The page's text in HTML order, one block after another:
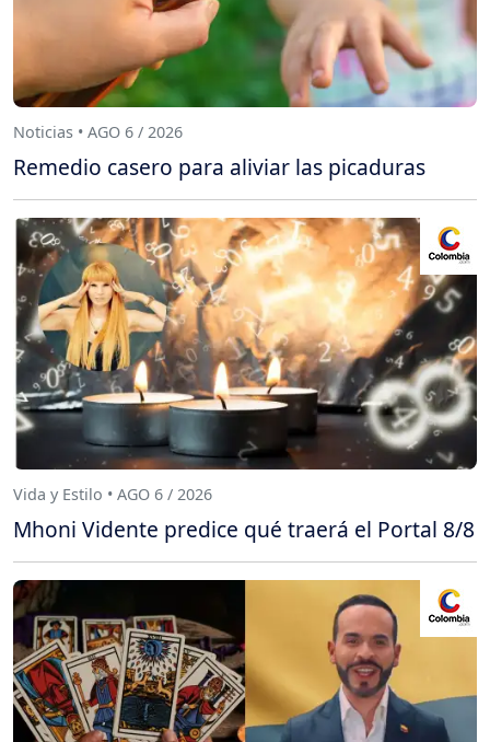
Noticias • AGO 6 / 2026
Remedio casero para aliviar las picaduras
Vida y Estilo • AGO 6 / 2026
Mhoni Vidente predice qué traerá el Portal 8/8